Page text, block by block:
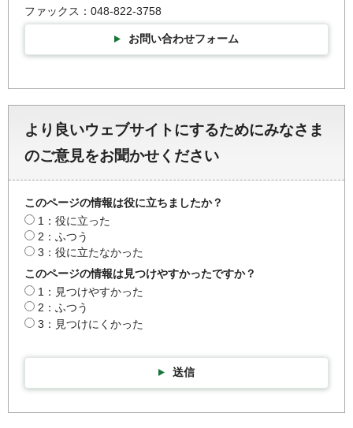
ファックス：048-822-3758
お問い合わせフォーム
より良いウェブサイトにするためにみなさま
のご意見をお聞かせください
このページの情報は役に立ちましたか？
1：役に立った
2：ふつう
3：役に立たなかった
このページの情報は見つけやすかったですか？
1：見つけやすかった
2：ふつう
3：見つけにくかった
送信